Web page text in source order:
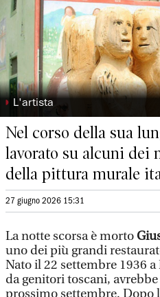
◗ L'artista
Nel corso della sua
lavorato su alcuni dei
della pittura murale
27 giugno 2026 15:31
La notte scorsa è morto
uno dei più grandi
Nato il 22 settembre 1936
da genitori toscani,
prossimo settembre. Dopo